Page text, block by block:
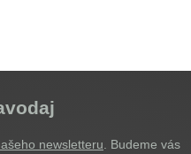
newsletteru . Budeme vás